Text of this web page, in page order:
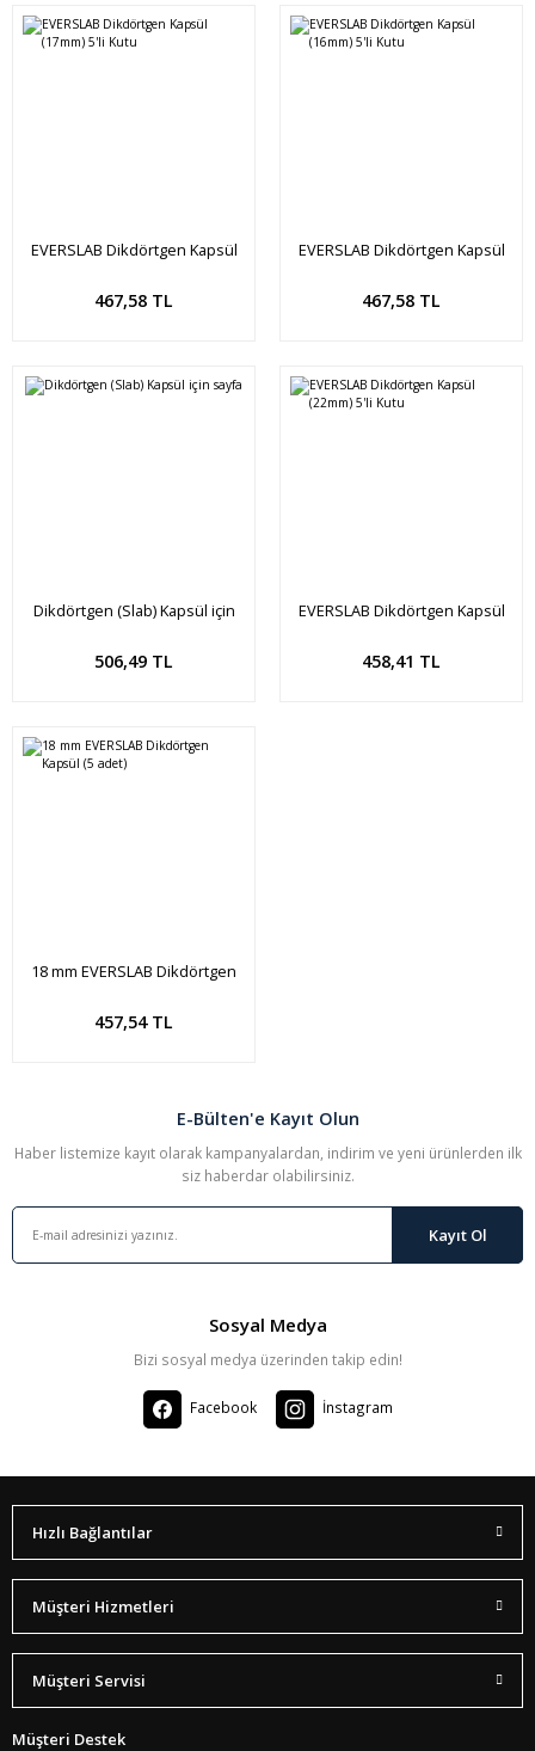
EVERSLAB Dikdörtgen Kapsül
467,58 TL
Sepete Ekle
EVERSLAB Dikdörtgen Kapsül
467,58 TL
Sepete Ekle
Dikdörtgen (Slab) Kapsül için
506,49 TL
Sepete Ekle
EVERSLAB Dikdörtgen Kapsül
458,41 TL
Sepete Ekle
18 mm EVERSLAB Dikdörtgen
457,54 TL
E-Bülten'e Kayıt Olun
Haber listemize kayıt olarak kampanyalardan, indirim ve yeni ürünlerden ilk
siz haberdar olabilirsiniz.
Kayıt Ol
Sosyal Medya
Bizi sosyal medya üzerinden takip edin!
Facebook İnstagram
Hızlı Bağlantılar
Müşteri Hizmetleri
Müşteri Servisi
Müşteri Destek